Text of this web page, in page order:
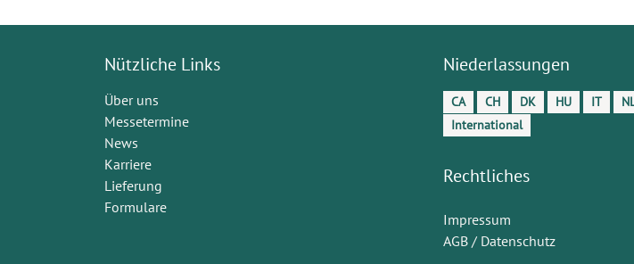
Nützliche Links
Über uns
Messetermine
News
Karriere
Lieferung
Formulare
Niederlassungen
CA CH DK HU IT
International
Rechtliches
Impressum
AGB / Datenschutz